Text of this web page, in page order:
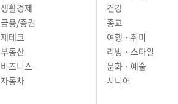
경제
경제
생활경제
금융/증권
재테크
부동산
라이프
라이프/레저
건강
종교
여행 · 취미
리빙 · 스타일